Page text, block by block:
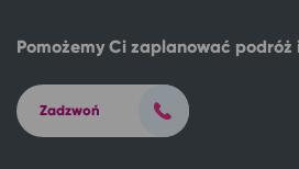
Ostróda
Białystok
Białystok
Białystok
Pomożemy Ci zaplanować
Zadzwoń